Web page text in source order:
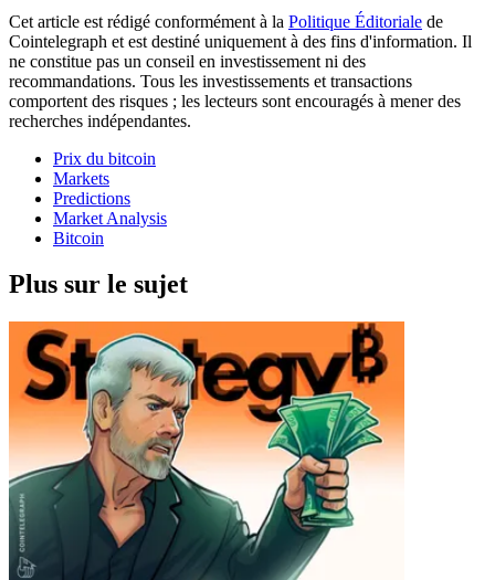
Cet article est rédigé conformément à la Politique Éditoriale de
Cointelegraph et est destiné uniquement à des fins d'information. Il
ne constitue pas un conseil en investissement ni des
recommandations. Tous les investissements et transactions
comportent des risques ; les lecteurs sont encouragés à mener des
recherches indépendantes.
Prix du bitcoin
Markets
Predictions
Market Analysis
Bitcoin
Plus sur le sujet